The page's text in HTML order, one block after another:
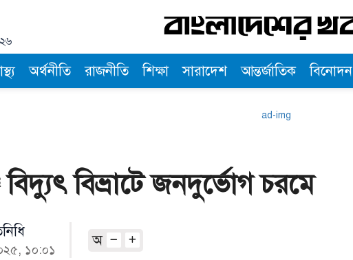
অর্থনীতি রাজনীতি শিক্ষা সারাদেশ আন্তর্জাতিক বিনোদন
বিভ্রাটে জনদুর্ভোগ চরমে
১০:০১
অ